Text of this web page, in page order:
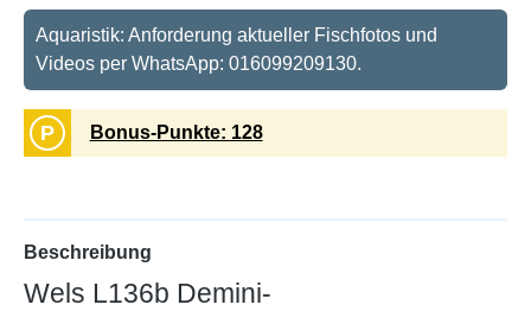
Aquaristik: Anforderung aktueller Fischfotos und
Videos per WhatsApp: 016099209130.
P Bonus-Punkte: 128
Beschreibung
Wels L136b Demini-